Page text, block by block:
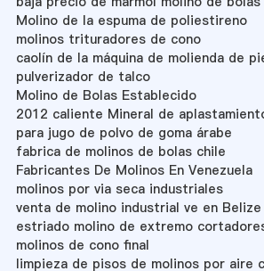
Molino de la espuma de poliestireno
molinos trituradores de cono
caolín de la máquina de molienda de
pulverizador de talco
Molino de Bolas Establecido
2012 caliente Mineral de
para jugo de polvo de goma árabe
fabrica de molinos de bolas chile
Fabricantes De Molinos En Venezuela
molinos por via seca industriales
venta de molino industrial ve en Belize
estriado molino de extremo
molinos de cono final
limpieza de pisos de molinos por aire